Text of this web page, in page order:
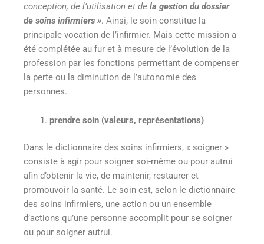
conception, de l’utilisation et de la gestion du dossier
de soins infirmiers ». Ainsi, le soin constitue la
principale vocation de l’infirmier. Mais cette mission a
été complétée au fur et à mesure de l’évolution de la
profession par les fonctions permettant de compenser
la perte ou la diminution de l’autonomie des
personnes.
prendre soin (valeurs, représentations)
Dans le dictionnaire des soins infirmiers, « soigner »
consiste à agir pour soigner soi-même ou pour autrui
afin d’obtenir la vie, de maintenir, restaurer et
promouvoir la santé. Le soin est, selon le dictionnaire
des soins infirmiers, une action ou un ensemble
d’actions qu’une personne accomplit pour se soigner
ou pour soigner autrui.